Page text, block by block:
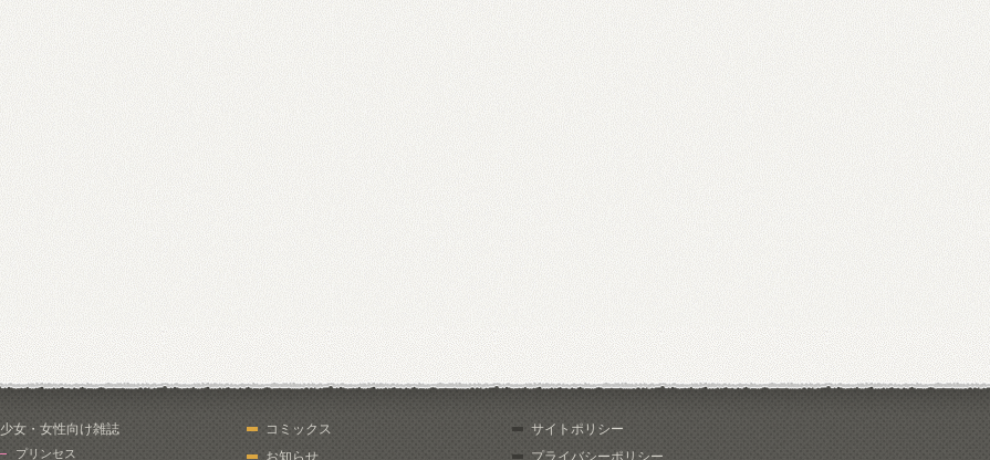
少女・女性向け雑誌
プリンセス
コミックス
お知らせ
サイトポリシー
プライバシーポリシー